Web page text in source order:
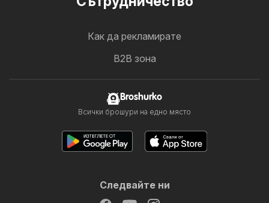
Как да рекламирате
B2B зона
Broshurko
Всички брошури на едно място
Следвайте ни